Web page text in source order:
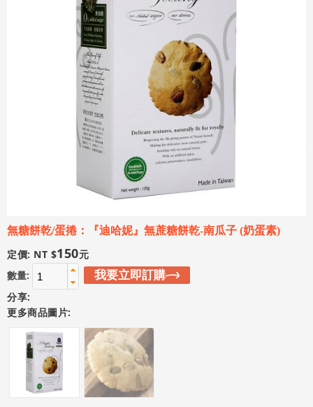
無糖餅乾/蛋捲：『迪哈妮』無蔗糖餅乾-南瓜子 (奶蛋素)
定價: NT $150元
數量:
我要立即訂購
分享:
更多商品圖片: